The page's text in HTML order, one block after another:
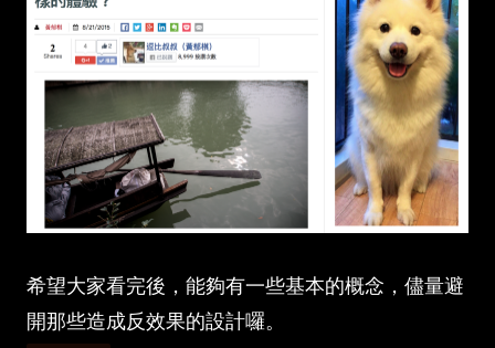
希望大家看完後，能夠有一些基本的概念，儘量避
開那些造成反效果的設計囉。